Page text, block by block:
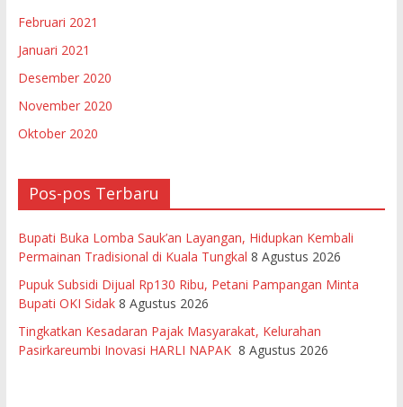
Februari 2021
Januari 2021
Desember 2020
November 2020
Oktober 2020
Pos-pos Terbaru
Bupati Buka Lomba Sauk’an Layangan, Hidupkan Kembali
Permainan Tradisional di Kuala Tungkal 8 Agustus 2026
Pupuk Subsidi Dijual Rp130 Ribu, Petani Pampangan Minta
Bupati OKI Sidak 8 Agustus 2026
Tingkatkan Kesadaran Pajak Masyarakat, Kelurahan
Pasirkareumbi Inovasi HARLI NAPAK 8 Agustus 2026